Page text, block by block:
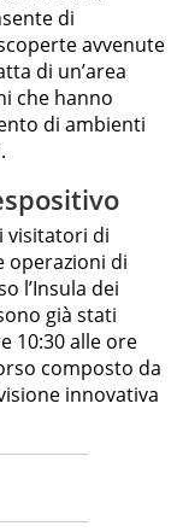
di
avvenute
di un’area
che hanno
di ambienti
visitatori di
operazioni di
l’Insula dei
già stati
10:30 alle ore
composto da
innovativa